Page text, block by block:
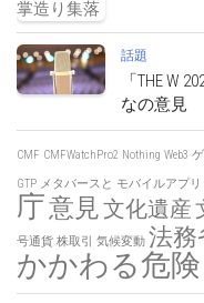
話題
「THE W
なの意見
CMF CMFWatchPro2 Nothing Web3
GTP メタバースと モバイルアプリ
庁意見文化遺産
号通貨 株取引 気候変動 法務
かかわる危険